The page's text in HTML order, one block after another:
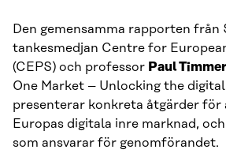
Den gemensamma rapporten från
tankesmedjan Centre for
(CEPS) och professor Paul
One Market – Unlocking the
presenterar konkreta åtgärder för
Europas digitala inre marknad,
som ansvarar för genomförandet.